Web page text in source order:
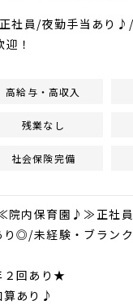
員/夜勤手当あり♪/
！
高給与・高収入
残業なし
社会保険完備
院内保育園♪≫正社員
り◎/未経験・ブランク
２回あり★
算あり♪